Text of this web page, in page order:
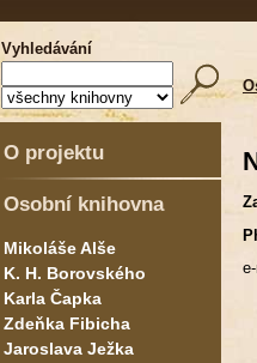
Vyhledávání
O projektu
Osobní knihovna
Mikoláše Alše
K. H. Borovského
Karla Čapka
Zdeňka Fibicha
Jaroslava Ježka